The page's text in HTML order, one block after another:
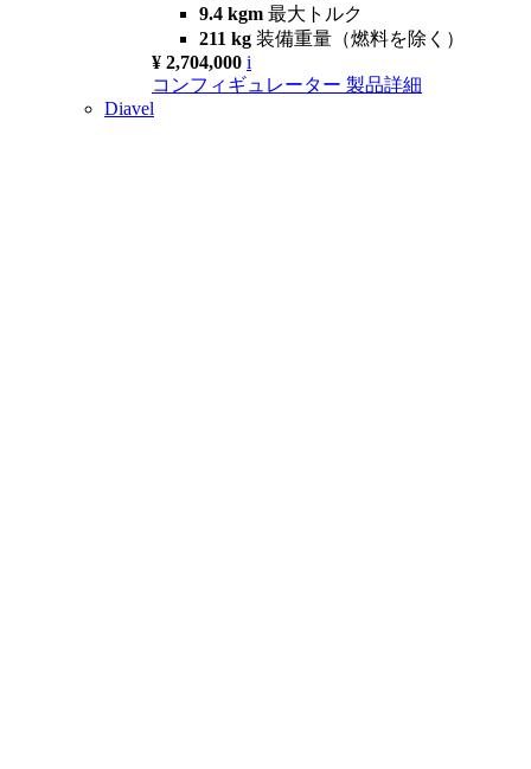
9.4 kgm 最大トルク
211 kg 装備重量（燃料を除く）
¥ 2,704,000 i
コンフィギュレーター 製品詳細
Diavel